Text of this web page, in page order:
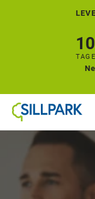
10
TAGE
MONTAG
Dienstag
DIENSTAG